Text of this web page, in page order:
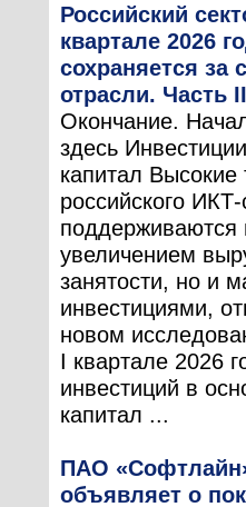
Российский
квартале 2026
сохраняется за
отрасли. Часть
Окончание.
здесь
капитал
российского ИКТ-
поддерживаются
увеличением
занятости, но и
инвестициями,
новом
I квартале 2026
инвестиций в
капитал ...
ПАО
объявляет о